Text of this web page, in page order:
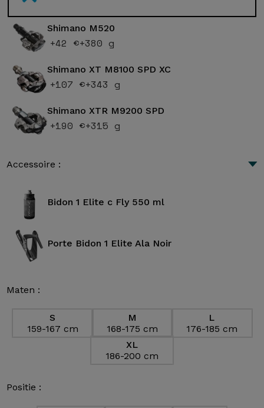
Shimano M520
+42 €+380 g
Shimano XT M8100 SPD XC
+107 €+343 g
Shimano XTR M9200 SPD
+190 €+315 g
Accessoire :
Bidon 1 Elite c Fly 550 ml
Porte Bidon 1 Elite Ala Noir
Maten :
S
159-167 cm
M
168-175 cm
L
176-185 cm
XL
186-200 cm
Positie :